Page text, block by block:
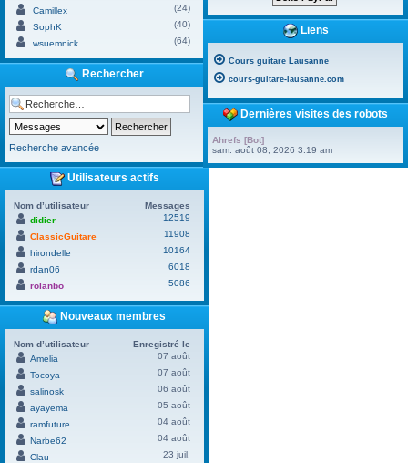
Camillex
(24)
SophK
(40)
wsuemnick
(64)
Rechercher
Recherche avancée
Utilisateurs actifs
Nom d’utilisateur
Messages
didier
12519
ClassicGuitare
11908
hirondelle
10164
rdan06
6018
rolanbo
5086
Nouveaux membres
Nom d’utilisateur
Enregistré le
Amelia
07 août
Tocoya
07 août
salinosk
06 août
ayayema
05 août
ramfuture
04 août
Narbe62
04 août
Clau
23 juil.
Liens
Cours guitare Lausanne
cours-guitare-lausanne.com
Dernières visites des robots
Ahrefs [Bot]
sam. août 08, 2026 3:19 am